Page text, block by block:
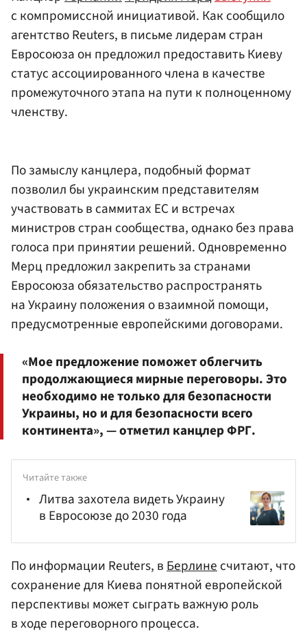
с компромиссной инициативой. Как сообщило
агентство Reuters, в письме лидерам стран
Евросоюза он предложил предоставить Киеву
статус ассоциированного члена в качестве
промежуточного этапа на пути к полноценному
членству.
По замыслу канцлера, подобный формат
позволил бы украинским представителям
участвовать в саммитах ЕС и встречах
министров стран сообщества, однако без права
голоса при принятии решений. Одновременно
Мерц предложил закрепить за странами
Евросоюза обязательство распространять
на Украину положения о взаимной помощи,
предусмотренные европейскими договорами.
«Мое предложение поможет облегчить
продолжающиеся мирные переговоры. Это
необходимо не только для безопасности
Украины, но и для безопасности всего
континента», — отметил канцлер ФРГ.
Читайте также
Литва захотела видеть Украину
в Евросоюзе до 2030 года
По информации Reuters, вБерлинесчитают, что
сохранение для Киева понятной европейской
перспективы может сыграть важную роль
в ходе переговорного процесса.